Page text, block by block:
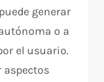
generar
o a
el usuario.
aspectos